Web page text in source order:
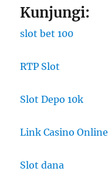
Kunjungi:
slot bet 100
RTP Slot
Slot Depo 10k
Link Casino Online
Slot dana